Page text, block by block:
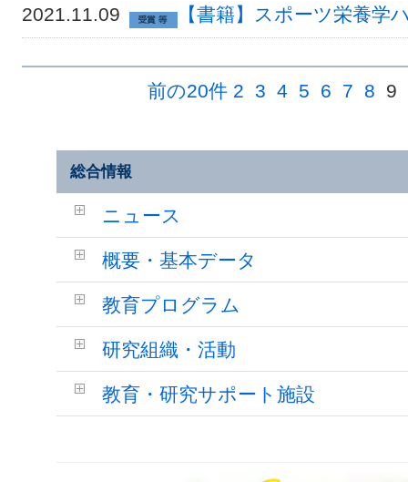
2021.11.09 【書籍】スポーツ栄養学
前の20件 2 3 4 5 6 7 8 9
総合情報
ニュース
概要・基本データ
教育プログラム
研究組織・活動
教育・研究サポート施設